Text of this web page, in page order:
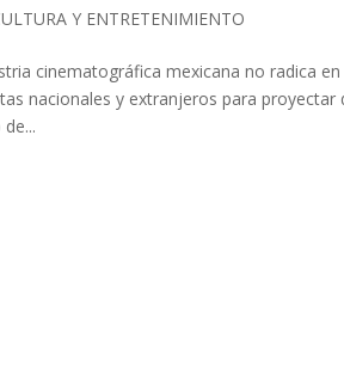
Y ENTRETENIMIENTO
cinematográfica mexicana no radica
nacionales y extranjeros para